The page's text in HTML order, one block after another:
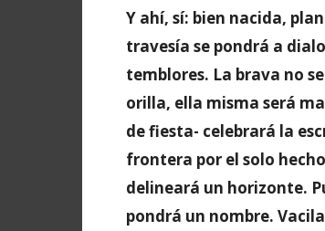
Y ahí, sí: bien nacida,
travesía se pondrá a
temblores. La brava no
orilla, ella misma será
de fiesta- celebrará la
frontera por el solo
delineará un horizonte.
pondrá un nombre.